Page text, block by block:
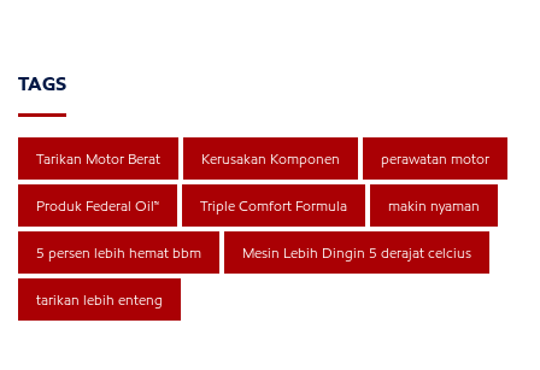
TAGS
Tarikan Motor Berat Kerusakan Komponen perawatan motor
Produk Federal Oil™ Triple Comfort Formula makin nyaman
5 persen lebih hemat bbm Mesin Lebih Dingin 5 derajat celcius
tarikan lebih enteng